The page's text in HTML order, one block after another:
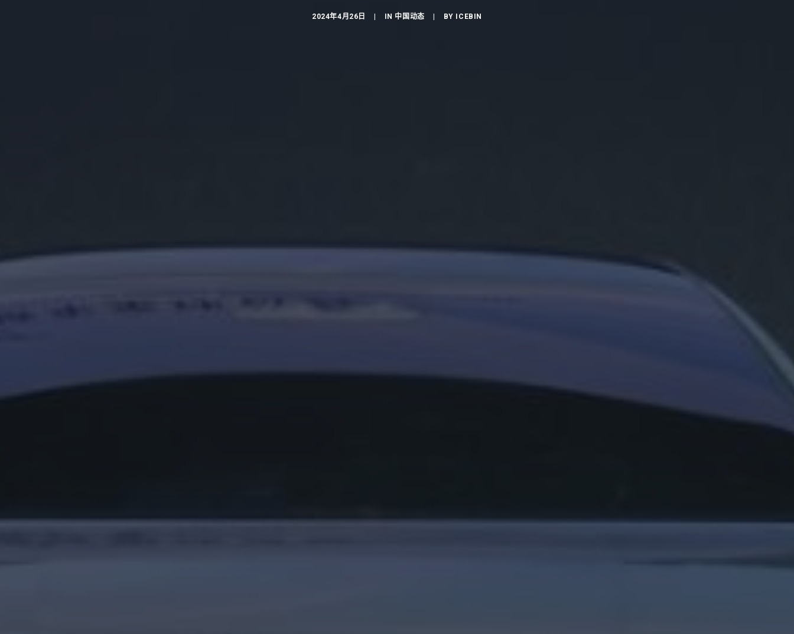
2024年4月26日 IN 中国动态 BY ICEBIN